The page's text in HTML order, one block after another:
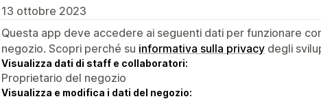
13 ottobre 2023
Questa app deve accedere ai seguenti dati per funzionare
negozio. Scopri perché su informativa sulla privacy degli
Visualizza dati di staff e collaboratori:
Proprietario del negozio
Visualizza e modifica i dati del negozio: